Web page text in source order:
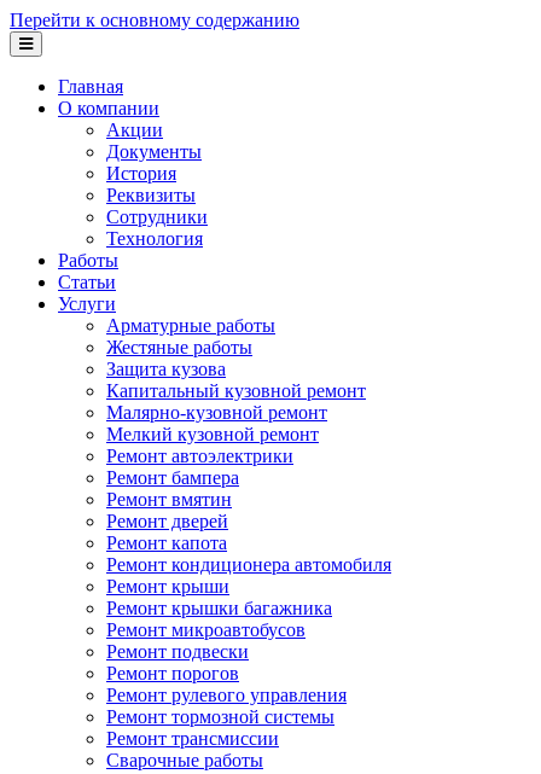
Перейти к основному содержанию
Главная
О компании
Акции
Документы
История
Реквизиты
Сотрудники
Технология
Работы
Статьи
Услуги
Арматурные работы
Жестяные работы
Защита кузова
Капитальный кузовной ремонт
Малярно-кузовной ремонт
Мелкий кузовной ремонт
Ремонт автоэлектрики
Ремонт бампера
Ремонт вмятин
Ремонт дверей
Ремонт капота
Ремонт кондиционера автомобиля
Ремонт крыши
Ремонт крышки багажника
Ремонт микроавтобусов
Ремонт подвески
Ремонт порогов
Ремонт рулевого управления
Ремонт тормозной системы
Ремонт трансмиссии
Сварочные работы